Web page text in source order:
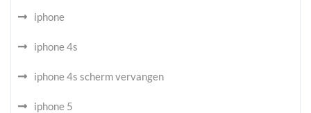
iphone
iphone 4s
iphone 4s scherm vervangen
iphone 5